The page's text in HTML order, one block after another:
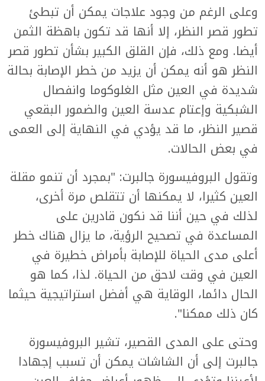
وعلى الرغم من وجود علاجات يمكن أن تبطئ
تطور قصر النظر، إلا أنها قد تكون باهظة الثمن
أيضا. ومع ذلك، فإن القلق الكبير بشأن تطور قصر
النظر هو أنه يمكن أن يزيد من خطر الإصابة بحالة
شديدة في العين مثل الغلوكوما وانفصال
الشبكية وإعتام عدسة العين والضمور البقعي
قصير النظر، ما قد يؤدي في النهاية إلى العمى
في بعض الحالات.
وتقول البروفيسورة جالبرت: "بمجرد أن تنمو مقلة
العين كثيرا، لا يمكنها أن تتقلص مرة أخرى،
لذلك في حين أننا قد نكون قادرين على
المساعدة في تصحيح الرؤية، ما يزال هناك خطر
أعلى مدى الحياة للإصابة بأمراض خطيرة في
العين في وقت لاحق من الحياة. لذا، كما هو
الحال دائما، الوقاية هي أفضل استراتيجية حيثما
كان ذلك ممكنا".
وحتى على المدى القصير، تشير البروفيسورة
جالبرت إلى أن الشاشات يمكن أن تسبب إجهادا